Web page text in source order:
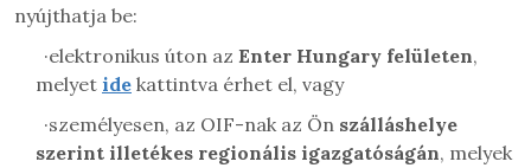
nyújthatja be:
·elektronikus úton az Enter Hungary felületen,
melyet ide kattintva érhet el, vagy
·személyesen, az OIF-nak az Ön szálláshelye
szerint illetékes regionális igazgatóságán, melyek